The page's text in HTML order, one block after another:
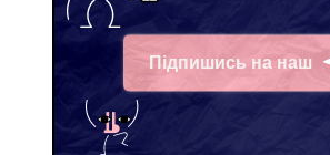
Підпишись на наш
Telegram